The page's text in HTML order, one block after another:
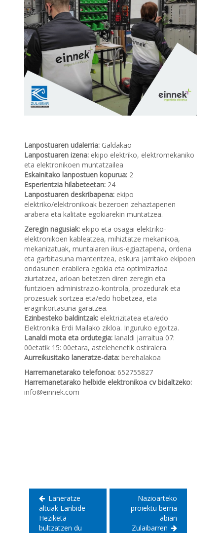
Lanpostuaren udalerria:Galdakao
Lanpostuaren izena:ekipo elektriko, elektromekaniko
eta elektronikoen muntatzailea
Eskainitako lanpostuen kopurua:2
Esperientzia hilabeteetan:24
Lanpostuaren deskribapena:ekipo
elektriko/elektronikoak bezeroen zehaztapenen
arabera eta kalitate egokiarekin muntatzea.
Zeregin nagusiak:ekipo eta osagai elektriko-
elektronikoen kableatzea, mihiztatze mekanikoa,
mekanizatuak, muntaiaren ikus-egiaztapena, ordena
eta garbitasuna mantentzea, eskura jarritako ekipoen
ondasunen erabilera egokia eta optimizazioa
ziurtatzea, arloan betetzen diren zeregin eta
funtzioen administrazio-kontrola, prozedurak eta
prozesuak sortzea eta/edo hobetzea, eta
eraginkortasuna garatzea.
Ezinbesteko baldintzak:elektrizitatea eta/edo
Elektronika Erdi Mailako zikloa. Inguruko egoitza.
Lanaldi mota eta ordutegia:lanaldi jarraitua 07:
00etatik 15: 00etara, astelehenetik ostiralera.
Aurreikusitako laneratze-data:berehalakoa
Harremanetarako telefonoa:652755827
Harremanetarako helbide elektronikoa cv bidaltzeko:
info@einnek.com
Laneratze
altuak Lanbide
Heziketa
bultzatzen du
Nazioarteko
proiektu berria
abian
Zulaibarren